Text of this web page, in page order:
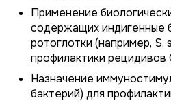
Применение
содержащих индигенные
ротоглотки (например, S.
профилактики
Назначение
бактерий) для